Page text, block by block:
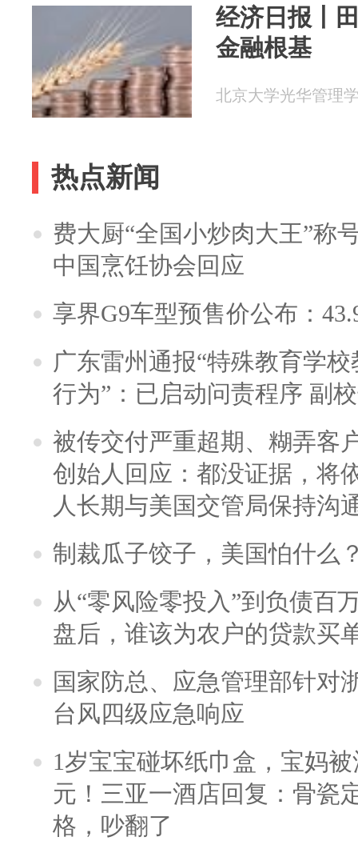
经济日报丨
金融根基
北京大学光华管理
热点新闻
费大厨“全国小炒肉大王”称
中国烹饪协会回应
享界G9车型预售价公布：
广东雷州通报“特殊教育学
行为”：已启动问责程序 副
被传交付严重超期、糊弄客
创始人回应：都没证据，将
人长期与美国交管局保持沟
制裁瓜子饺子，美国怕什么
从“零风险零投入”到负债百
盘后，谁该为农户的贷款买
国家防总、应急管理部针对
台风四级应急响应
1岁宝宝碰坏纸巾盒，宝妈
元！三亚一酒店回复：骨瓷
格，吵翻了